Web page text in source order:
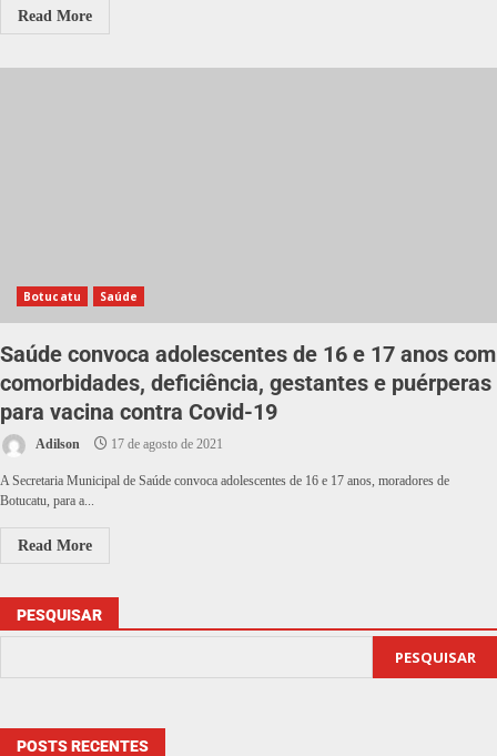
Read More
Botucatu Saúde
Saúde convoca adolescentes de 16 e 17 anos com
comorbidades, deficiência, gestantes e puérperas
para vacina contra Covid-19
Adilson 17 de agosto de 2021
A Secretaria Municipal de Saúde convoca adolescentes de 16 e 17 anos, moradores de
Botucatu, para a...
Read More
PESQUISAR
PESQUISAR
POSTS RECENTES